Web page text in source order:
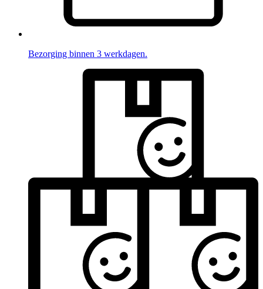
Bezorging binnen 3 werkdagen.